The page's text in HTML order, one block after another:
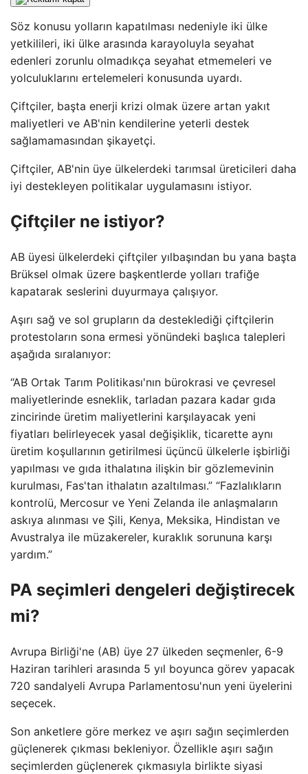
Söz konusu yolların kapatılması nedeniyle iki ülke
yetkilileri, iki ülke arasında karayoluyla seyahat
edenleri zorunlu olmadıkça seyahat etmemeleri ve
yolculuklarını ertelemeleri konusunda uyardı.
Çiftçiler, başta enerji krizi olmak üzere artan yakıt
maliyetleri ve AB'nin kendilerine yeterli destek
sağlamamasından şikayetçi.
Çiftçiler, AB'nin üye ülkelerdeki tarımsal üreticileri daha
iyi destekleyen politikalar uygulamasını istiyor.
Çiftçiler ne istiyor?
AB üyesi ülkelerdeki çiftçiler yılbaşından bu yana başta
Brüksel olmak üzere başkentlerde yolları trafiğe
kapatarak seslerini duyurmaya çalışıyor.
Aşırı sağ ve sol grupların da desteklediği çiftçilerin
protestoların sona ermesi yönündeki başlıca talepleri
aşağıda sıralanıyor:
“AB Ortak Tarım Politikası'nın bürokrasi ve çevresel
maliyetlerinde esneklik, tarladan pazara kadar gıda
zincirinde üretim maliyetlerini karşılayacak yeni
fiyatları belirleyecek yasal değişiklik, ticarette aynı
üretim koşullarının getirilmesi üçüncü ülkelerle işbirliği
yapılması ve gıda ithalatına ilişkin bir gözlemevinin
kurulması, Fas'tan ithalatın azaltılması.” “Fazlalıkların
kontrolü, Mercosur ve Yeni Zelanda ile anlaşmaların
askıya alınması ve Şili, Kenya, Meksika, Hindistan ve
Avustralya ile müzakereler, kuraklık sorununa karşı
yardım.”
PA seçimleri dengeleri değiştirecek
mi?
Avrupa Birliği'ne (AB) üye 27 ülkeden seçmenler, 6-9
Haziran tarihleri ​​arasında 5 yıl boyunca görev yapacak
720 sandalyeli Avrupa Parlamentosu'nun yeni üyelerini
seçecek.
Son anketlere göre merkez ve aşırı sağın seçimlerden
güçlenerek çıkması bekleniyor. Özellikle aşırı sağın
seçimlerden güçlenerek çıkmasıyla birlikte siyasi